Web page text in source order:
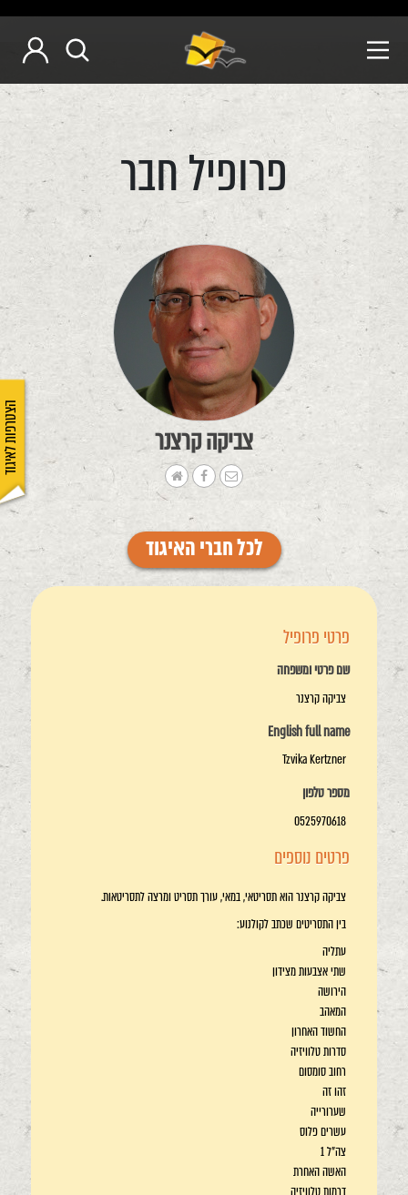
הצטרפות לאיגוד
פרופיל חבר
צביקה קרצנר
לכל חברי האיגוד
פרטי פרופיל
שם פרטי ומשפחה
צביקה קרצנר
English full name
Tzvika Kertzner
מספר טלפון
0525970618
פרטים נוספים
צביקה קרצנר הוא תסריטאי, במאי, עורך תסריט ומרצה לתסריטאות.
בין התסריטים שכתב לקולנוע:
עתליה
שתי אצבעות מצידון
הירושה
המאהב
החשוד האחרון
סדרות טלוויזיה
רחוב סומסום
זהו זה
שערורייה
עשרים פלוס
צה"ל 1
האשה האחרת
דרמות טלוויזיה